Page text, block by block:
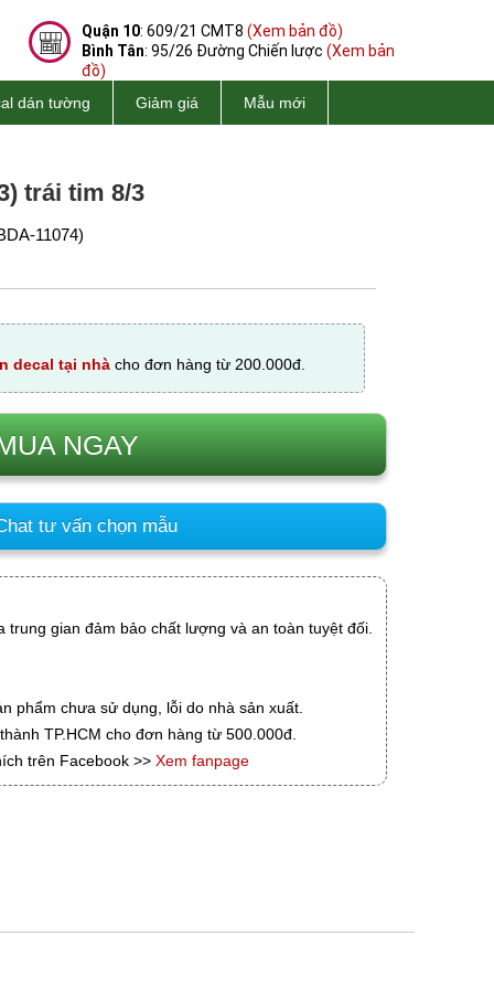
Quận 10: 609/21 CMT8 (Xem bản đồ)
Bình Tân: 95/26 Đường Chiến lược (Xem bản
đồ)
dán tường Giảm giá Mẫu mới
trái tim 8/3
11074)
decal tại nhà cho đơn hàng từ 200.000đ.
NGAY
tư vấn chọn mẫu
trung gian đảm bảo chất lượng và an toàn tuyệt đối.
phẩm chưa sử dụng, lỗi do nhà sản xuất.
TP.HCM cho đơn hàng từ 500.000đ.
trên Facebook >> Xem fanpage